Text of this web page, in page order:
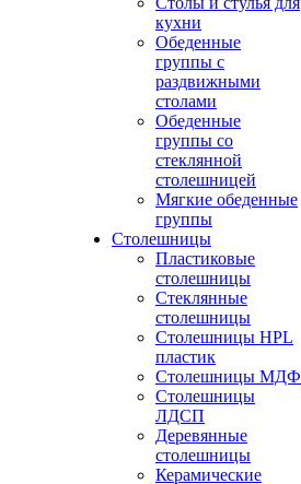
кухни
Обеденные
группы с
раздвижными
столами
Обеденные
группы со
стеклянной
столешницей
Мягкие обеденные
группы
Столешницы
Пластиковые
столешницы
Стеклянные
столешницы
Столешницы HPL
пластик
Столешницы МДФ
Столешницы
ЛДСП
Деревянные
столешницы
Керамические